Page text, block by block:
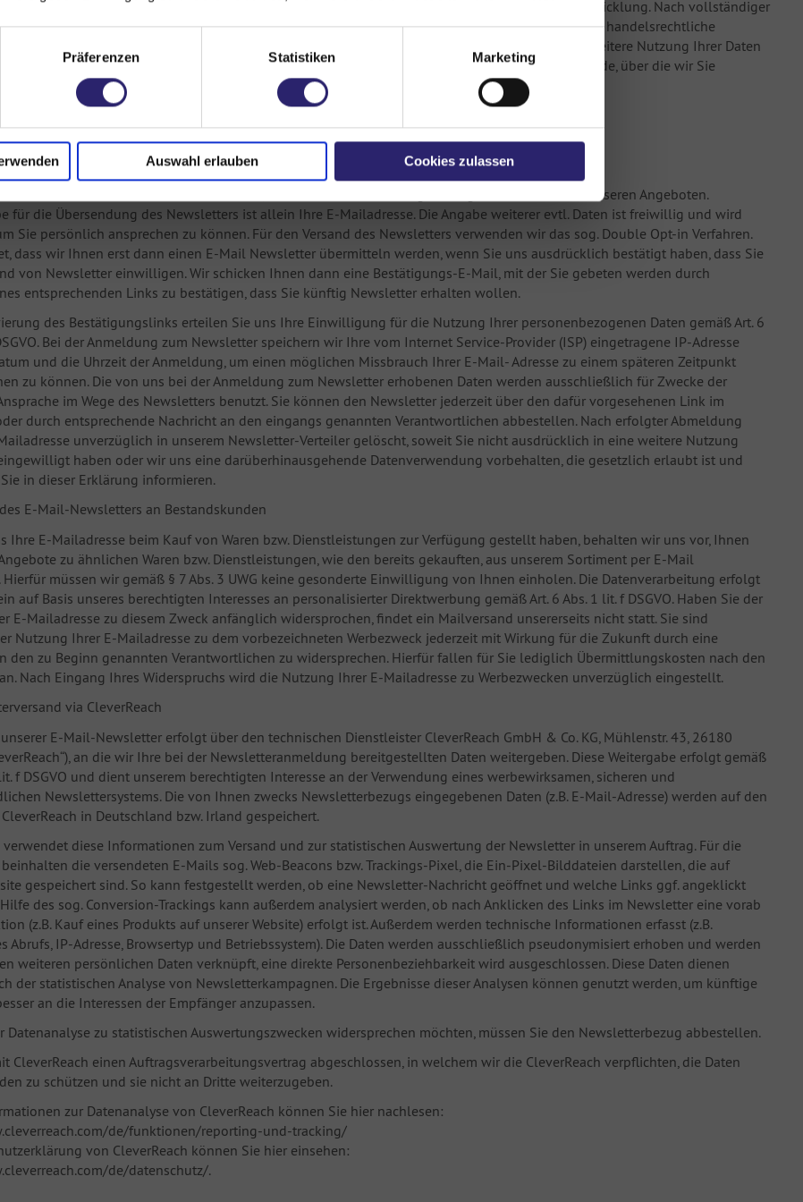
Präferenzen Statistiken Marketing
Auswahl erlauben Cookies zulassen
erfolgen. Wir speichern und verwenden die von Ihnen mitgeteilten Daten zur Vertragsabwicklung. Nach vollständiger
Vertrages oder Löschung Ihres Kundenkontos werden Ihre Daten mit Rücksicht auf steuer- und handelsrechtliche
gesperrt und nach Ablauf dieser Fristen gelöscht, sofern Sie nicht ausdrücklich in eine weitere Nutzung Ihrer Daten
oder eine gesetzlich erlaubte weitere Datenverwendung von unserer Seite vorbehalten wurde, über die wir Sie
informieren.
Ihrer Daten zur Direktwerbung
zu unserem E-Mail-Newsletter
zu unserem E-Mail Newsletter anmelden, übersenden wir Ihnen regelmäßig Informationen zu unseren Angeboten.
für die Übersendung des Newsletters ist allein Ihre E-Mailadresse. Die Angabe weiterer evtl. Daten ist freiwillig und wird
Sie persönlich ansprechen zu können. Für den Versand des Newsletters verwenden wir das sog. Double Opt-in Verfahren.
dass wir Ihnen erst dann einen E-Mail Newsletter übermitteln werden, wenn Sie uns ausdrücklich bestätigt haben, dass Sie
von Newsletter einwilligen. Wir schicken Ihnen dann eine Bestätigungs-E-Mail, mit der Sie gebeten werden durch
entsprechenden Links zu bestätigen, dass Sie künftig Newsletter erhalten wollen.
des Bestätigungslinks erteilen Sie uns Ihre Einwilligung für die Nutzung Ihrer personenbezogenen Daten gemäß Art. 6
Bei der Anmeldung zum Newsletter speichern wir Ihre vom Internet Service-Provider (ISP) eingetragene IP-Adresse
und die Uhrzeit der Anmeldung, um einen möglichen Missbrauch Ihrer E-Mail- Adresse zu einem späteren Zeitpunkt
zu können. Die von uns bei der Anmeldung zum Newsletter erhobenen Daten werden ausschließlich für Zwecke der
im Wege des Newsletters benutzt. Sie können den Newsletter jederzeit über den dafür vorgesehenen Link im
durch entsprechende Nachricht an den eingangs genannten Verantwortlichen abbestellen. Nach erfolgter Abmeldung
unverzüglich in unserem Newsletter-Verteiler gelöscht, soweit Sie nicht ausdrücklich in eine weitere Nutzung
haben oder wir uns eine darüberhinausgehende Datenverwendung vorbehalten, die gesetzlich erlaubt ist und
in dieser Erklärung informieren.
E-Mail-Newsletters an Bestandskunden
Ihre E-Mailadresse beim Kauf von Waren bzw. Dienstleistungen zur Verfügung gestellt haben, behalten wir uns vor, Ihnen
zu ähnlichen Waren bzw. Dienstleistungen, wie den bereits gekauften, aus unserem Sortiment per E-Mail
Hierfür müssen wir gemäß § 7 Abs. 3 UWG keine gesonderte Einwilligung von Ihnen einholen. Die Datenverarbeitung erfolgt
auf Basis unseres berechtigten Interesses an personalisierter Direktwerbung gemäß Art. 6 Abs. 1 lit. f DSGVO. Haben Sie der
E-Mailadresse zu diesem Zweck anfänglich widersprochen, findet ein Mailversand unsererseits nicht statt. Sie sind
Nutzung Ihrer E-Mailadresse zu dem vorbezeichneten Werbezweck jederzeit mit Wirkung für die Zukunft durch eine
den zu Beginn genannten Verantwortlichen zu widersprechen. Hierfür fallen für Sie lediglich Übermittlungskosten nach den
Nach Eingang Ihres Widerspruchs wird die Nutzung Ihrer E-Mailadresse zu Werbezwecken unverzüglich eingestellt.
via CleverReach
unserer E-Mail-Newsletter erfolgt über den technischen Dienstleister CleverReach GmbH & Co. KG, Mühlenstr. 43, 26180
an die wir Ihre bei der Newsletteranmeldung bereitgestellten Daten weitergeben. Diese Weitergabe erfolgt gemäß
f DSGVO und dient unserem berechtigten Interesse an der Verwendung eines werbewirksamen, sicheren und
Newslettersystems. Die von Ihnen zwecks Newsletterbezugs eingegebenen Daten (z.B. E-Mail-Adresse) werden auf den
in Deutschland bzw. Irland gespeichert.
verwendet diese Informationen zum Versand und zur statistischen Auswertung der Newsletter in unserem Auftrag. Für die
die versendeten E-Mails sog. Web-Beacons bzw. Trackings-Pixel, die Ein-Pixel-Bilddateien darstellen, die auf
gespeichert sind. So kann festgestellt werden, ob eine Newsletter-Nachricht geöffnet und welche Links ggf. angeklickt
des sog. Conversion-Trackings kann außerdem analysiert werden, ob nach Anklicken des Links im Newsletter eine vorab
(z.B. Kauf eines Produkts auf unserer Website) erfolgt ist. Außerdem werden technische Informationen erfasst (z.B.
Abrufs, IP-Adresse, Browsertyp und Betriebssystem). Die Daten werden ausschließlich pseudonymisiert erhoben und werden
weiteren persönlichen Daten verknüpft, eine direkte Personenbeziehbarkeit wird ausgeschlossen. Diese Daten dienen
der statistischen Analyse von Newsletterkampagnen. Die Ergebnisse dieser Analysen können genutzt werden, um künftige
an die Interessen der Empfänger anzupassen.
Datenanalyse zu statistischen Auswertungszwecken widersprechen möchten, müssen Sie den Newsletterbezug abbestellen.
CleverReach einen Auftragsverarbeitungsvertrag abgeschlossen, in welchem wir die CleverReach verpflichten, die Daten
zu schützen und sie nicht an Dritte weiterzugeben.
zur Datenanalyse von CleverReach können Sie hier nachlesen:
de/funktionen/reporting-und-tracking/
von CleverReach können Sie hier einsehen:
de/datenschutz/.